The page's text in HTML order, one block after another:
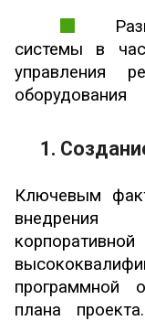
системы в
управления
оборудования
1.
Ключевым
программной
плана